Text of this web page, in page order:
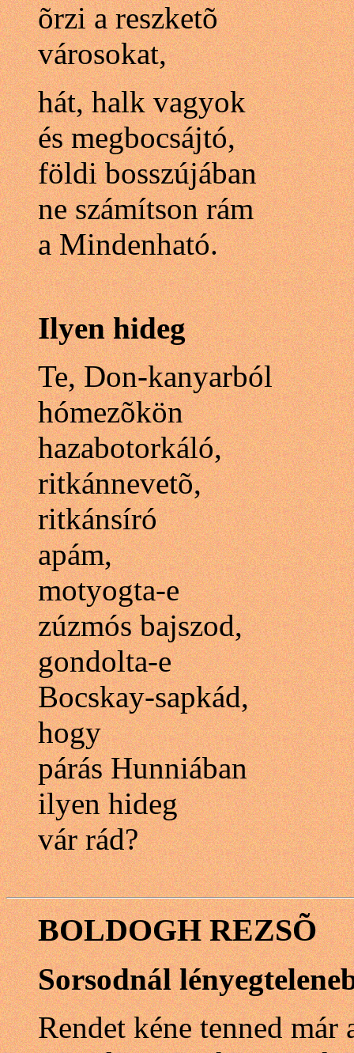
õrzi a reszketõ
városokat,
hát, halk vagyok
és megbocsájtó,
földi bosszújában
ne számítson rám
a Mindenható.
Ilyen hideg
Te, Don-kanyarból
hómezõkön
hazabotorkáló,
ritkánnevetõ,
ritkánsíró
apám,
motyogta-e
zúzmós bajszod,
gondolta-e
Bocskay-sapkád,
hogy
párás Hunniában
ilyen hideg
vár rád?
BOLDOGH REZSÕ
Sorsodnál
Rendet kéne tenned már